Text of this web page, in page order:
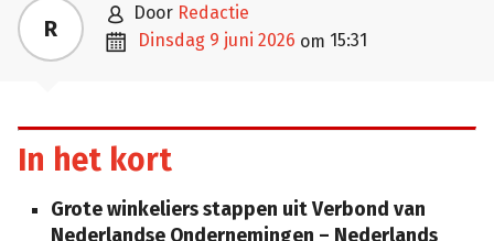
R  door Redactie
 dinsdag 9 juni 2026 om 15:31
In het kort
Grote winkeliers stappen uit Verbond van
Nederlandse Ondernemingen – Nederlands